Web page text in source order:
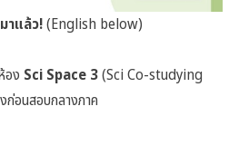
าแล้ว!(English below)
อง Sci Space 3(Sci Co-studying
ก่อนสอบกลางภาค